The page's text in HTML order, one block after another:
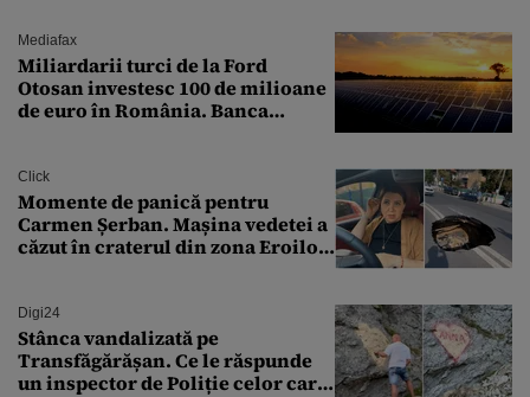
Mediafax
Miliardarii turci de la Ford
Otosan investesc 100 de milioane
de euro în România. Banca
Click
Momente de panică pentru
Carmen Șerban. Mașina vedetei a
căzut în craterul din zona Eroilor:
Digi24
Stânca vandalizată pe
Transfăgărășan. Ce le răspunde
un inspector de Poliție celor care